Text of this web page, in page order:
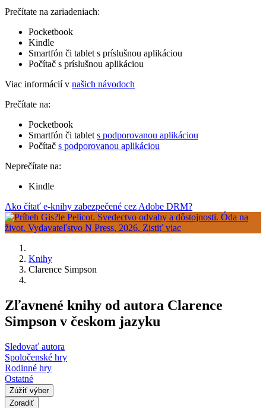
Prečítate na zariadeniach:
Pocketbook
Kindle
Smartfón či tablet s príslušnou aplikáciou
Počítač s príslušnou aplikáciou
Viac informácií v našich návodoch
Prečítate na:
Pocketbook
Smartfón či tablet s podporovanou aplikáciou
Počítač s podporovanou aplikáciou
Neprečítate na:
Kindle
Ako čítať e-knihy zabezpečené cez Adobe DRM?
Knihy
Clarence Simpson
Zľavnené knihy od autora Clarence
Simpson v českom jazyku
Sledovať autora
Spoločenské hry
Rodinné hry
Ostatné
Zúžiť výber
Zoradiť